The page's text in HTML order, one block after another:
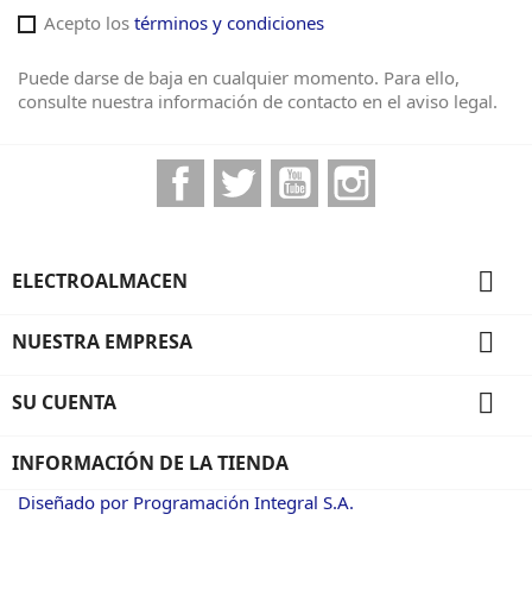
Acepto los términos y condiciones
Puede darse de baja en cualquier momento. Para ello,
consulte nuestra información de contacto en el aviso legal.
FacebookTwitter YouTube
ELECTROALMACEN 
NUESTRA EMPRESA 
SU CUENTA 
INFORMACIÓN DE LA TIENDA
Diseñado por Programación Integral S.A.